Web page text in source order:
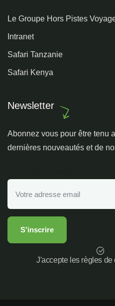
Le Groupe Hors Pistes
Intranet
Safari Tanzanie
Safari Kenya
Newsletter
Abonnez vous pour être tenu
dernières nouveautés et de
J'accepte les règles